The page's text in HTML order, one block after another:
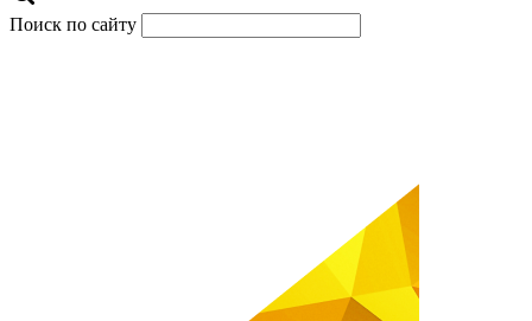
Поиск по сайту